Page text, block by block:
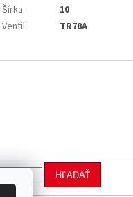
Šírka:
10
Ventil: TR78A
HĽADAŤ